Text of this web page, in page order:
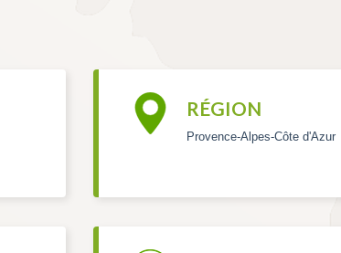
RÉGION
Provence-Alpes-Côte d'Azur